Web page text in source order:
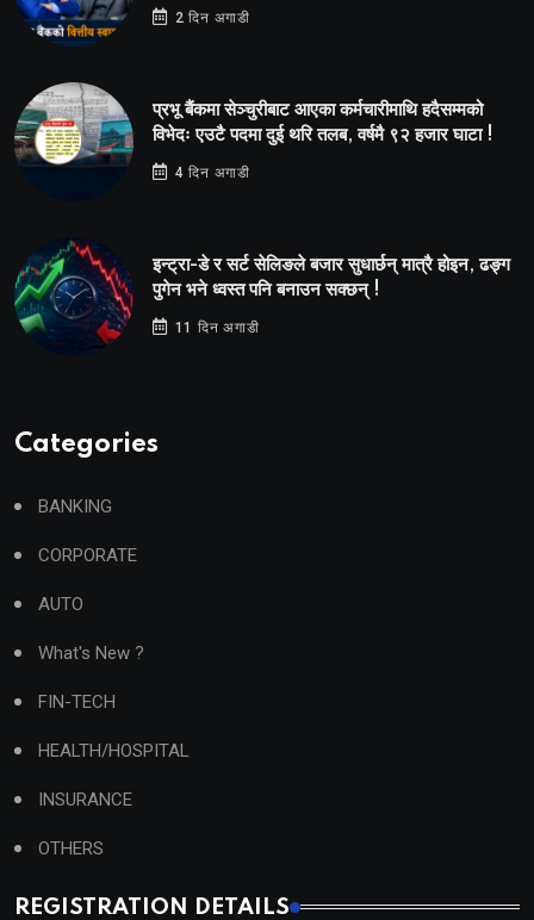
2 दिन अगाडी
प्रभू बैंकमा सेञ्चुरीबाट आएका कर्मचारीमाथि हदैसम्मको
विभेदः एउटै पदमा दुई थरि तलब, वर्षमै ९२ हजार घाटा !
4 दिन अगाडी
इन्ट्रा-डे र सर्ट सेलिङले बजार सुधार्छन् मात्रै होइन, ढङ्ग
पुगेन भने ध्वस्त पनि बनाउन सक्छन् !
11 दिन अगाडी
Categories
BANKING
CORPORATE
AUTO
What's New ?
FIN-TECH
HEALTH/HOSPITAL
INSURANCE
OTHERS
REGISTRATION DETAILS